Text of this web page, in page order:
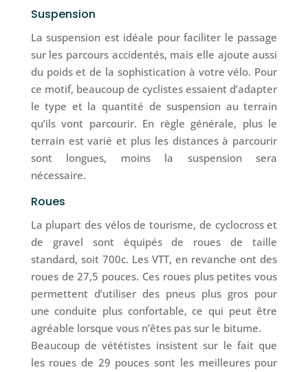
Suspension
La suspension est idéale pour faciliter le passage
sur les parcours accidentés, mais elle ajoute aussi
du poids et de la sophistication à votre vélo. Pour
ce motif, beaucoup de cyclistes essaient d’adapter
le type et la quantité de suspension au terrain
qu’ils vont parcourir. En règle générale, plus le
terrain est varié et plus les distances à parcourir
sont longues, moins la suspension sera
nécessaire.
Roues
La plupart des vélos de tourisme, de cyclocross et
de gravel sont équipés de roues de taille
standard, soit 700c. Les VTT, en revanche ont des
roues de 27,5 pouces. Ces roues plus petites vous
permettent d’utiliser des pneus plus gros pour
une conduite plus confortable, ce qui peut être
agréable lorsque vous n’êtes pas sur le bitume.
Beaucoup de vététistes insistent sur le fait que
les roues de 29 pouces sont les meilleures pour